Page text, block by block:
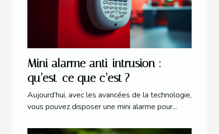
Mini alarme anti-intrusion :
qu’est-ce que c’est ?
Aujourd’hui, avec les avancées de la technologie,
vous pouvez disposer une mini alarme pour...